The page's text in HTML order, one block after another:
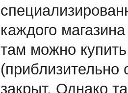
каждого
там можно
(приблизительно
закрыт. Однако